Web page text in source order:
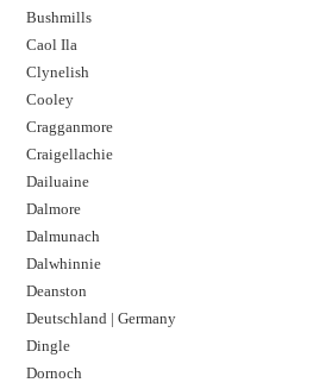
Bushmills
Caol Ila
Clynelish
Cooley
Cragganmore
Craigellachie
Dailuaine
Dalmore​
Dalmunach
Dalwhinnie
Deanston
Deutschland | Germany
Dingle
Dornoch